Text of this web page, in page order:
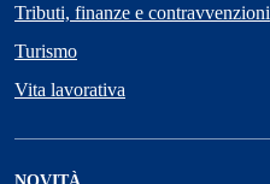
Tributi, finanze e contravvenzioni
Turismo
Vita lavorativa